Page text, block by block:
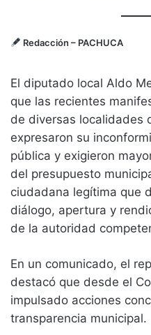
Redacción – PACHUCA
El diputado local Aldo
que las recientes
de diversas localidades
expresaron su
pública y exigieron
del presupuesto
ciudadana legítima que
diálogo, apertura y
de la autoridad
En un comunicado, el
destacó que desde el
impulsado acciones
transparencia municipal.